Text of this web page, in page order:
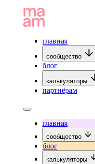
главная
сообщество
блог
калькуляторы
партнёрам
главная
сообщество
блог
калькуляторы